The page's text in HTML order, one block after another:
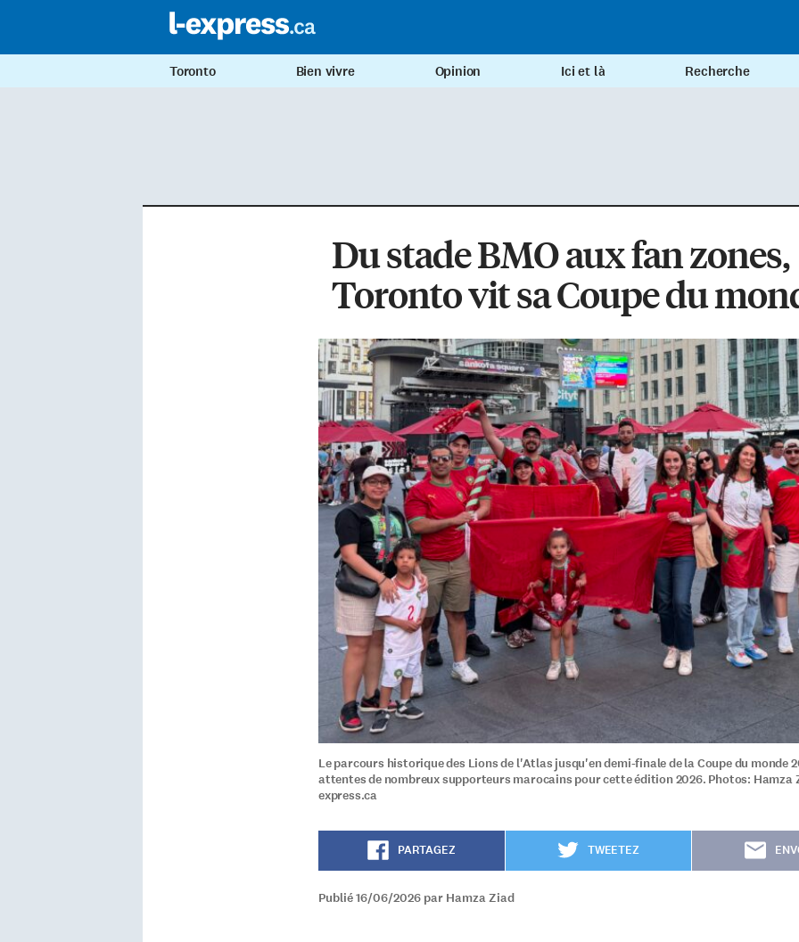
Toronto Bien vivre Opinion Ici et là Recherche
Du stade BMO aux fan zones,
Toronto vit sa Coupe du
Le parcours historique des Lions de l'Atlas jusqu'en demi-finale de la Coupe du monde
attentes de nombreux supporteurs marocains pour cette édition 2026. Photos: Hamza
express.ca
PARTAGEZ TWEETEZ
Publié 16/06/2026 par Hamza Ziad